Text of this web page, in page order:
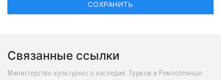
Связанные ссылки
Министерство культурного наследия. Туризм и Ремесленные